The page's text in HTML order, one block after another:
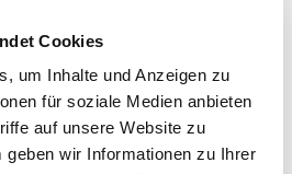
Cookies
um Inhalte und Anzeigen zu
für soziale Medien anbieten
auf unsere Website zu
geben wir Informationen zu Ihrer
Baumgartner , Christine Beck-
creation